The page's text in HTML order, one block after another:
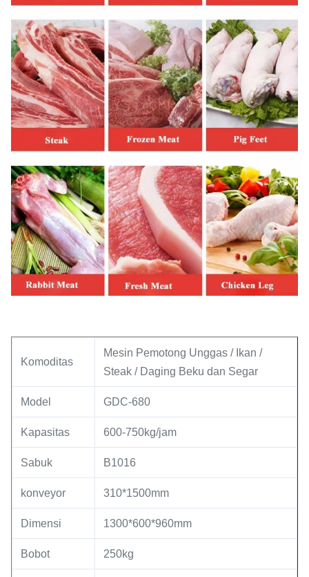
Komoditas
Mesin Pemotong Unggas / Ikan /
Steak / Daging Beku dan Segar
Model GDC-680
Kapasitas 600-750kg/jam
Sabuk B1016
konveyor 310*1500mm
Dimensi 1300*600*960mm
Bobot 250kg